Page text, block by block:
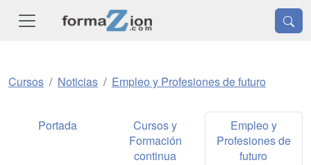
Cursos Noticias Empleo y Profesiones de futuro
Portada
Cursos y
Formación
continua
Empleo y
Profesiones de
futuro